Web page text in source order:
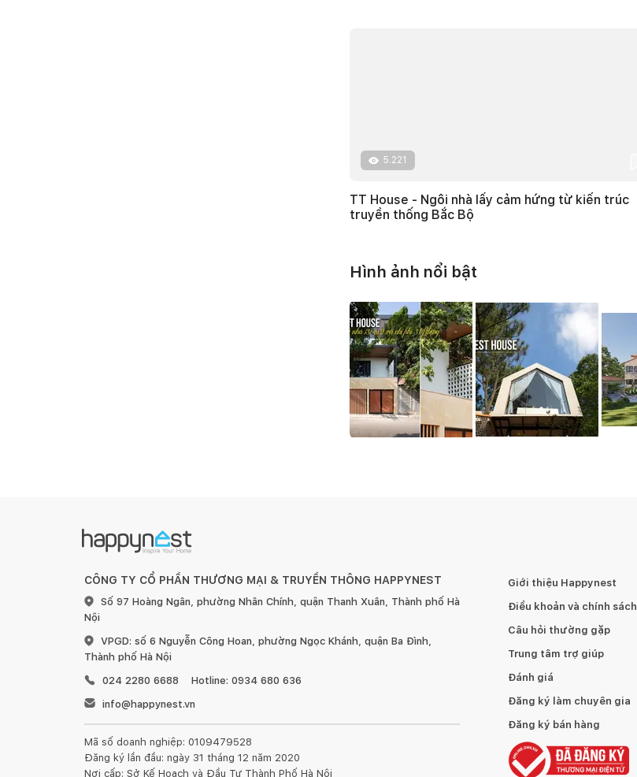
5.221
TT House - Ngôi nhà lấy cảm hứng từ kiến trúc
truyền thống Bắc Bộ
Hình ảnh nổi bật
CÔNG TY CỔ PHẦN THƯƠNG MẠI & TRUYỀN THÔNG HAPPYNEST
Số 97 Hoàng Ngân, phường Nhân Chính, quận Thanh Xuân, Thành phố Hà
Nội
VPGD: số 6 Nguyễn Công Hoan, phường Ngọc Khánh, quận Ba Đình,
Thành phố Hà Nội
024 2280 6688
Hotline: 0934 680 636
info@happynest.vn
Mã số doanh nghiệp: 0109479528
Đăng ký lần đầu: ngày 31 tháng 12 năm 2020
Nơi cấp: Sở Kế Hoạch và Đầu Tư Thành Phố Hà Nội
Giới thiệu Happynest
Điều khoản và chính sách
Câu hỏi thường gặp
Trung tâm trợ giúp
Đánh giá
Đăng ký làm chuyên gia
Đăng ký bán hàng